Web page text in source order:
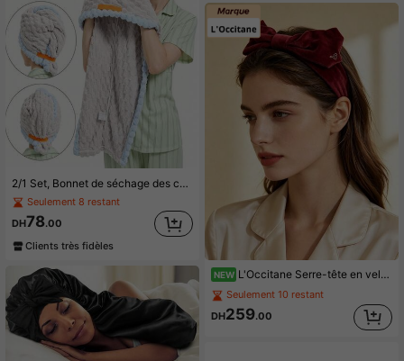
2/1 Set, Bonnet de séchage des cheveux double couche Yunduoge 50*70cm. Queue large élastique, polaire corail épais, super absorbant & séchage rapide. Idéal pour les cheveux longs et bouclés, protège les cheveux abîmés et prévient les frisottis. Doux et confortable, parfait pour la maison, les voyages, le salon et l'usage quotidien.
Seulement 8 restant
DH78.00
Clients très fidèles
NEW L'Occitane Serre-tête en velours bordeaux avec nœud et logo brodé, large et rembourré, accessoire de cheveux élégant et vintage pour femmes, pour fête, maquillage quotidien LOCCITANE-GIFT-49
Seulement 10 restant
DH259.00